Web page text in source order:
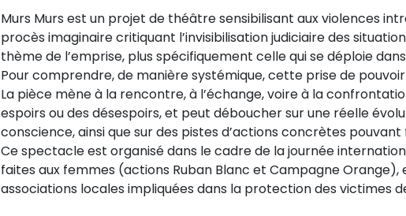
Murs Murs est un projet de théâtre sensibilisant aux violences
procès imaginaire critiquant l’invisibilisation judiciaire des
thème de l’emprise, plus spécifiquement celle qui se déploie
Pour comprendre, de manière systémique, cette prise de pouvoir
La pièce mène à la rencontre, à l’échange, voire à la
espoirs ou des désespoirs, et peut déboucher sur une réelle
conscience, ainsi que sur des pistes d’actions concrètes
Ce spectacle est organisé dans le cadre de la journée
faites aux femmes (actions Ruban Blanc et Campagne
associations locales impliquées dans la protection des victimes